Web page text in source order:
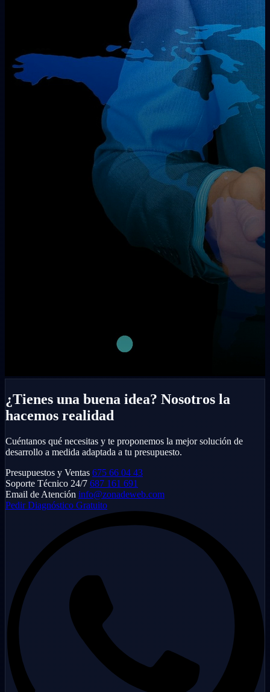
¿Tienes una buena idea? Nosotros la
hacemos realidad
Cuéntanos qué necesitas y te proponemos la mejor solución de
desarrollo a medida adaptada a tu presupuesto.
Presupuestos y Ventas 675 66 04 43
Soporte Técnico 24/7 687 161 691
Email de Atención info@zonadeweb.com
Pedir Diagnóstico Gratuito